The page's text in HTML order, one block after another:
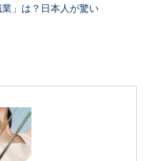
」は？日本人が驚い